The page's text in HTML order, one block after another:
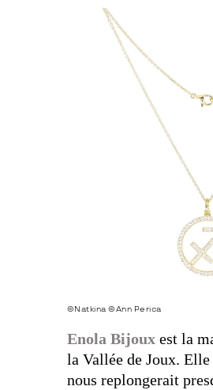
©Natkina ©Ann Perica
Enola Bijouxest la
la Vallée de Joux.
nous replongerait